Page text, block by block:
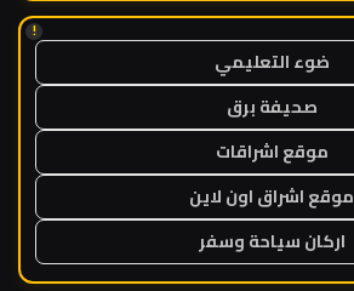
!
ضوء التعليمي
صحيفة برق
موقع اشراقات
موقع اشراق اون لاين
اركان سياحة وسفر